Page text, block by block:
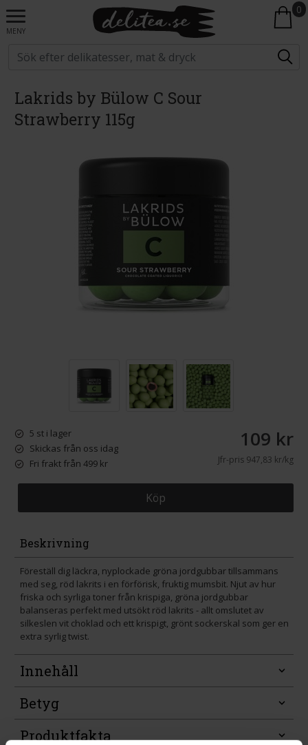
MENY
0
Lakrids by Bülow C Sour
Strawberry 115g
5 st i lager
Skickas från oss idag
Fri frakt från 499 kr
109 kr
Jfr-pris947,83 kr/kg
Köp
Beskrivning
Föreställ dig läckra, nyplockade gröna jordgubbar tillsammans
med seg, röd lakrits i en förförisk, fruktig mumsbit. Njut av hur
friska och syrliga toner från krispiga, gröna jordgubbar
balanseras perfekt med utsökt röd lakrits - allt omslutet av
silkeslen vit choklad och ett krispigt, grönt sockerskal som ger en
extra syrlig twist.
Innehåll
Betyg
Produktfakta